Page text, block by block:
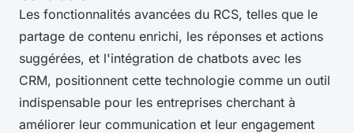
Les fonctionnalités avancées du RCS, telles que le
partage de contenu enrichi, les réponses et actions
suggérées, et l'intégration de chatbots avec les
CRM, positionnent cette technologie comme un outil
indispensable pour les entreprises cherchant à
améliorer leur communication et leur engagement